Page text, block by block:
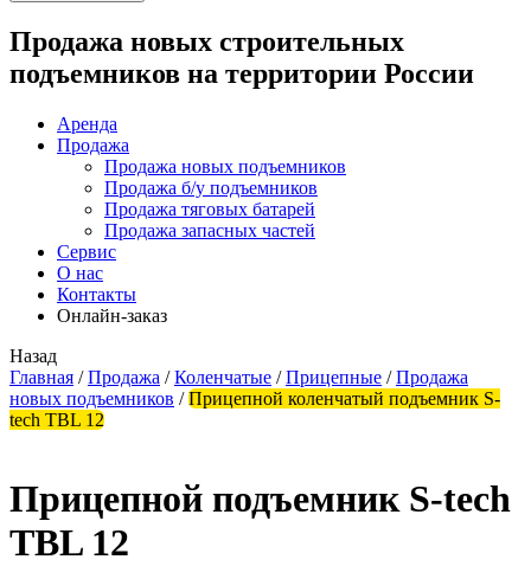
Продажа новых строительных
подъемников на территории России
Аренда
Продажа
Продажа новых подъемников
Продажа б/у подъемников
Продажа тяговых батарей
Продажа запасных частей
Сервис
О нас
Контакты
Онлайн-заказ
Назад
Главная / Продажа / Коленчатые / Прицепные / Продажа
новых подъемников / Прицепной коленчатый подъемник S-
tech TBL 12
Прицепной подъемник S-tech
TBL 12